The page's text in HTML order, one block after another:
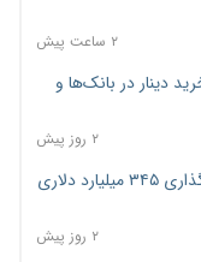
۲ ساعت پیش
دینار در بانک‌ها و
۲ روز پیش
جنگ کریدورها وارد فاز جدید شد؛ سرمایه‌گذاری ۳۴۵ میلیارد دلاری
۲ روز پیش